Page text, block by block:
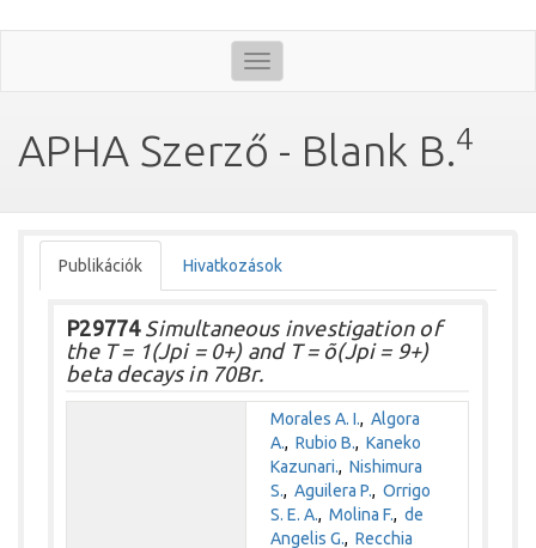
Toggle
navigation
APHA Szerző - Blank B.4
Publikációk Hivatkozások
P29774Simultaneous investigation of
the T = 1(Jpi = 0+) and T = õ(Jpi = 9+)
beta decays in 70Br.
Morales A. I.,Algora
A.,Rubio B.,Kaneko
Kazunari.,Nishimura
S.,Aguilera P.,Orrigo
S. E. A.,Molina F.,de
Angelis G.,Recchia